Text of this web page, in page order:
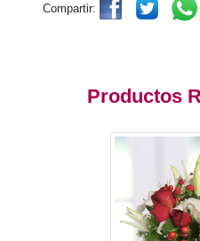
Compartir:
Productos